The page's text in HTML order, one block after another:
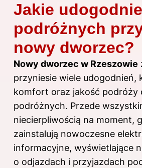
Jakie
podróżnych
nowy dworzec?
Nowy dworzec w Rzeszowie
przyniesie wiele udogodnień,
komfort oraz jakość podróży
podróżnych. Przede
niecierpliwością na moment,
zainstalują nowoczesne
informacyjne, wyświetlające
o odjazdach i przyjazdach